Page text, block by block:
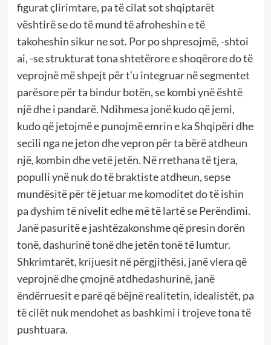
figurat çlirimtare, pa të cilat sot shqiptarët
vështirë se do të mund të afroheshin e të
takoheshin sikur ne sot. Por po shpresojmë, -shtoi
ai, -se strukturat tona shtetërore e shoqërore do të
veprojnë më shpejt për t’u integruar në segmentet
parësore për ta bindur botën, se kombi ynë është
një dhe i pandarë. Ndihmesa jonë kudo që jemi,
kudo që jetojmë e punojmë emrin e ka Shqipëri dhe
secili nga ne jeton dhe vepron për ta bërë atdheun
një, kombin dhe vetë jetën. Në rrethana të tjera,
populli ynë nuk do të braktiste atdheun, sepse
mundësitë për të jetuar me komoditet do të ishin
pa dyshim të nivelit edhe më të lartë se Perëndimi.
Janë pasuritë e jashtëzakonshme që presin dorën
tonë, dashurinë tonë dhe jetën tonë të lumtur.
Shkrimtarët, krijuesit në përgjithësi, janë vlera që
veprojnë dhe çmojnë atdhedashurinë, janë
ëndërruesit e parë që bëjnë realitetin, idealistët, pa
të cilët nuk mendohet as bashkimi i trojeve tona të
pushtuara.